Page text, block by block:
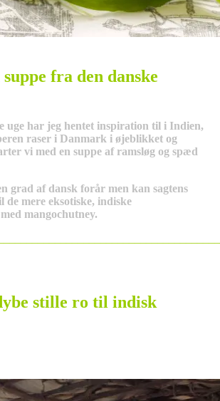
fra den danske
uge har jeg hentet inspiration til i Indien,
raser i Danmark i øjeblikket og
vi med en suppe af ramsløg og spæd
grad af dansk forår men kan sagtens
de mere eksotiske, indiske
mangochutney.
stille ro til indisk